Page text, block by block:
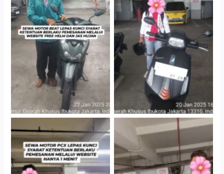
Cityplaza Jatinegara
Gedung Parkir P6A
Cityplaza Jatinegara
Gedung Parkir P6A